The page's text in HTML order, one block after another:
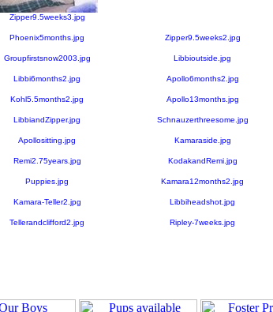
Zipper9.5weeks3.jpg
Phoenix5months.jpg Zipper9.5weeks2.jpg
Groupfirstsnow2003.jpg Libbioutside.jpg
Libbi6months2.jpg Apollo6months2.jpg
Kohl5.5months2.jpg Apollo13months.jpg
LibbiandZipper.jpg Schnauzerthreesome.jpg
Apollositting.jpg Kamaraside.jpg
Remi2.75years.jpg KodakandRemi.jpg
Puppies.jpg Kamara12months2.jpg
Kamara-Teller2.jpg Libbiheadshot.jpg
Tellerandclifford2.jpg Ripley-7weeks.jpg